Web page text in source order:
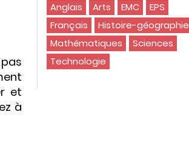
et
à
Anglais Arts EMC
EPS
Français
Histoire-géographie
Mathématiques
Sciences
Technologie